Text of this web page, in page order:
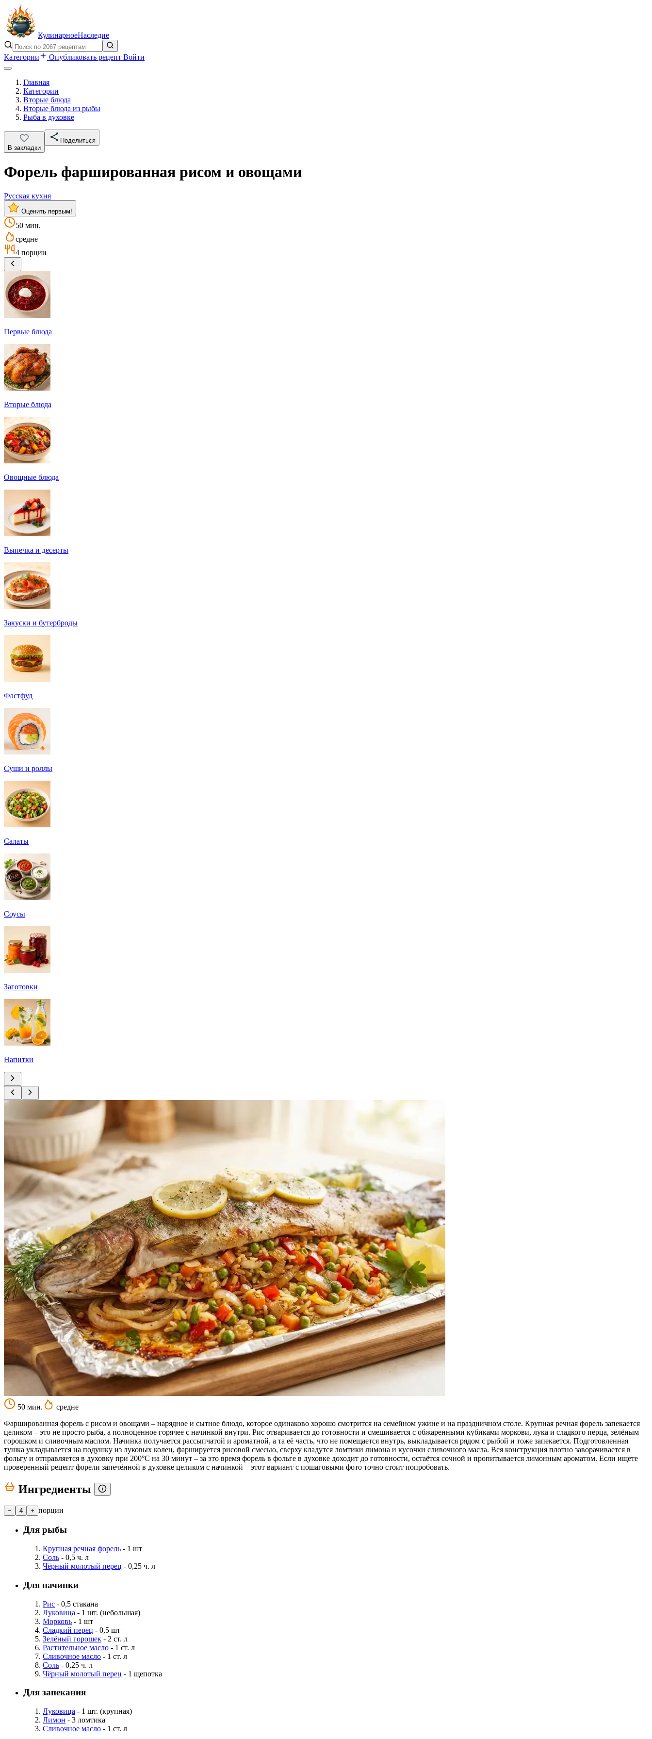
КулинарноеНаследие
Категории Опубликовать рецепт Войти
Главная
Категории
Вторые блюда
Вторые блюда из рыбы
Рыба в духовке
В закладки
Поделиться
Форель фаршированная рисом и овощами
Русская кухня
Оценить первым!
50 мин.
средне
4 порции
Первые блюда
Вторые блюда
Овощные блюда
Выпечка и десерты
Закуски и бутерброды
Фастфуд
Суши и роллы
Салаты
Соусы
Заготовки
Напитки
50 мин.
средне
Фаршированная форель с рисом и овощами – нарядное и сытное блюдо, которое одинаково хорошо смотрится на семейном ужине и на праздничном столе. Крупная речная форель запекается
целиком – это не просто рыба, а полноценное горячее с начинкой внутри. Рис отваривается до готовности и смешивается с обжаренными кубиками моркови, лука и сладкого перца, зелёным
горошком и сливочным маслом. Начинка получается рассыпчатой и ароматной, а та её часть, что не помещается внутрь, выкладывается рядом с рыбой и тоже запекается. Подготовленная
тушка укладывается на подушку из луковых колец, фаршируется рисовой смесью, сверху кладутся ломтики лимона и кусочки сливочного масла. Вся конструкция плотно заворачивается в
фольгу и отправляется в духовку при 200°C на 30 минут – за это время форель в фольге в духовке доходит до готовности, остаётся сочной и пропитывается лимонным ароматом. Если ищете
проверенный рецепт форели запечённой в духовке целиком с начинкой – этот вариант с пошаговыми фото точно стоит попробовать.
Ингредиенты
− 4 + порции
Для рыбы
Крупная речная форель - 1 шт
Соль - 0,5 ч. л
Чёрный молотый перец - 0,25 ч. л
Для начинки
Рис - 0,5 стакана
Луковица - 1 шт. (небольшая)
Морковь - 1 шт
Сладкий перец - 0,5 шт
Зелёный горошек - 2 ст. л
Растительное масло - 1 ст. л
Сливочное масло - 1 ст. л
Соль - 0,25 ч. л
Чёрный молотый перец - 1 щепотка
Для запекания
Луковица - 1 шт. (крупная)
Лимон - 3 ломтика
Сливочное масло - 1 ст. л